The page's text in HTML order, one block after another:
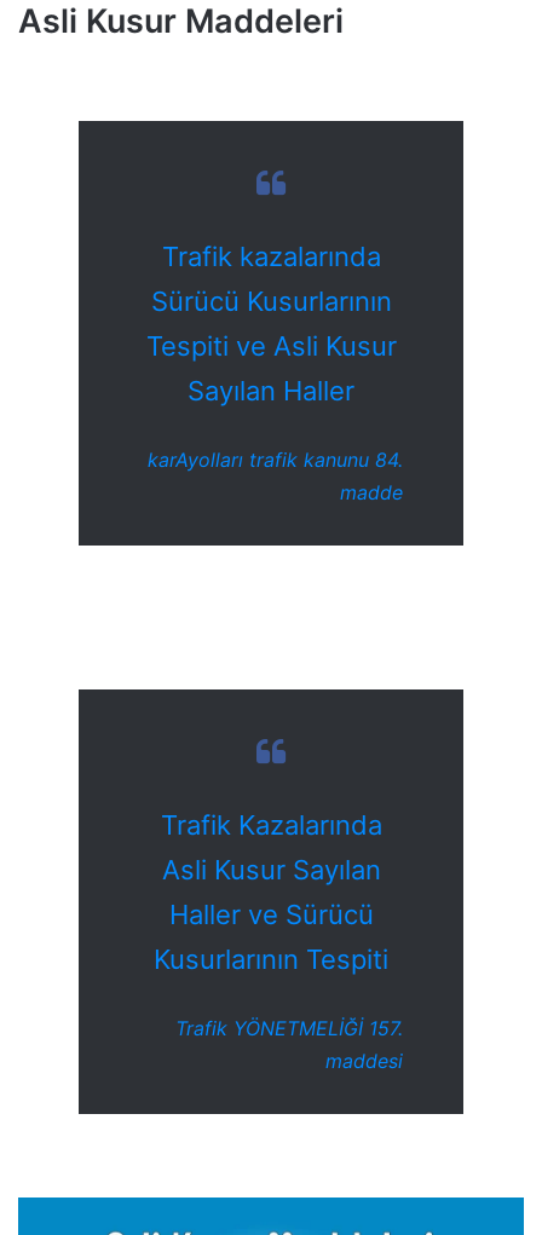
Asli Kusur Maddeleri
Trafik kazalarında
Sürücü Kusurlarının
Tespiti ve Asli Kusur
Sayılan Haller
karAyolları trafik kanunu 84.
madde
Trafik Kazalarında
Asli Kusur Sayılan
Haller ve Sürücü
Kusurlarının Tespiti
Trafik YÖNETMELİĞİ 157.
maddesi